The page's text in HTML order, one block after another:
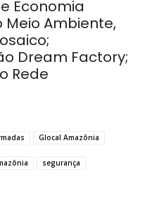
Economia
Ambiente,
Dream Factory;
Rede
Glocal Amazônia
segurança